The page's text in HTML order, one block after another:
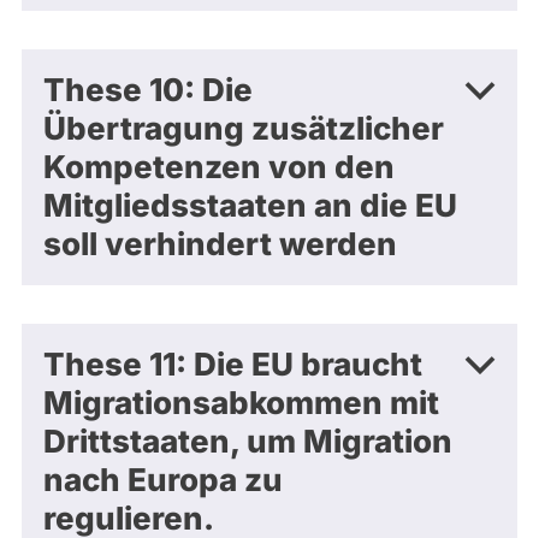
These 10: Die
Übertragung zusätzlicher
Kompetenzen von den
Mitgliedsstaaten an die EU
soll verhindert werden
These 11: Die EU braucht
Migrationsabkommen mit
Drittstaaten, um Migration
nach Europa zu
regulieren.